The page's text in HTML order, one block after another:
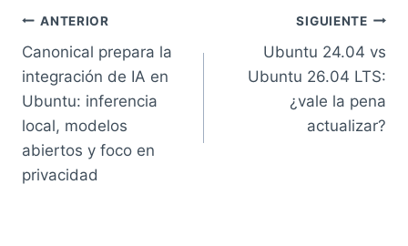
Navegación
de
entradas
ANTERIOR
Canonical prepara la
integración de IA en
Ubuntu: inferencia
local, modelos
abiertos y foco en
privacidad
SIGUIENTE
Ubuntu 24.04 vs
Ubuntu 26.04 LTS:
¿vale la pena
actualizar?